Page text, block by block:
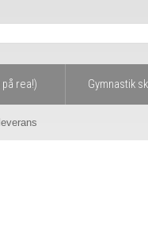
rea!) Gymnastik
leverans